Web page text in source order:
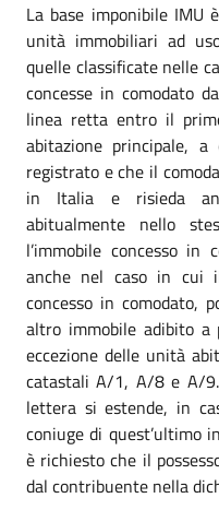
La base imponibile
unità immobiliari ad
quelle classificate nelle
concesse in comodato
linea retta entro il
abitazione principale,
registrato e che il
in Italia e risieda
abitualmente nello
l’immobile concesso in
anche nel caso in cui
concesso in comodato,
altro immobile adibito a
eccezione delle unità
catastali A/1, A/8 e A/
lettera si estende, in
coniuge di quest’ultimo
è richiesto che il
dal contribuente nella